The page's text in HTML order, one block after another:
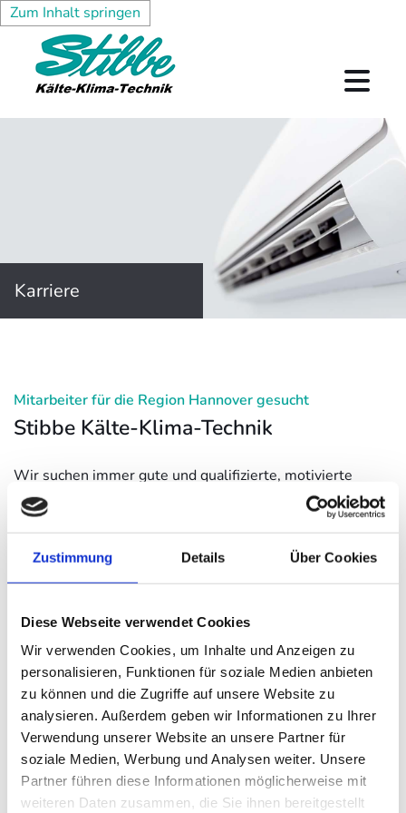
Zustimmung Details Über Cookies
Diese Webseite verwendet Cookies
Wir verwenden Cookies, um Inhalte und Anzeigen zu
personalisieren, Funktionen für soziale Medien anbieten
zu können und die Zugriffe auf unsere Website zu
analysieren. Außerdem geben wir Informationen zu Ihrer
Verwendung unserer Website an unsere Partner für
soziale Medien, Werbung und Analysen weiter. Unsere
Partner führen diese Informationen möglicherweise mit
weiteren Daten zusammen, die Sie ihnen bereitgestellt
Zum Inhalt springen
Karriere
Mitarbeiter für die Region Hannover gesucht
Stibbe Kälte-Klima-Technik
Wir suchen immer gute und qualifizierte, motivierte
Mitarbeiter, die Freiräume zu schätzen wissen.
Unsere sehr gut ausgebildeten Mitarbeiter, Ingenieure,
Techniker und Meister aus den Bereichen Elektro, Kälte,
Kunden einbringen, arbeiten gerne bei Stibbe Kälte- und
Klimatechnik.
Regelmäßig wiederkehrende Schulung nach
Ausbildungsplänen und gut ausgerüstete
Servicefahrzeuge, sowie eine hervorragende
Arbeitsatmosphäre stehen für einen guten Arbeitsplatz,
an dem sich unsere Mitarbeiter wohlfühlen.